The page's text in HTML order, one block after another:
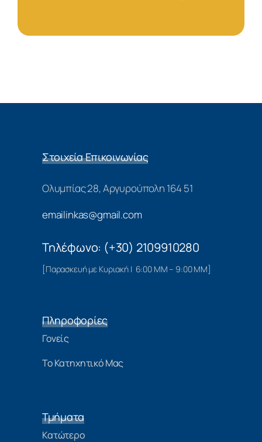
Στοιχεία Επικοινωνίας
Ολυμπίας 28, Αργυρούπολη 164 51
emailinkas@gmail.com
Τηλέφωνο: (+30) 2109910280
[Παρασκευή με Κυριακή | 6:00 ΜΜ – 9:00 ΜΜ]
Πληροφορίες
Γονείς
Το Κατηχητικό Μας
Τμήματα
Κατώτερο